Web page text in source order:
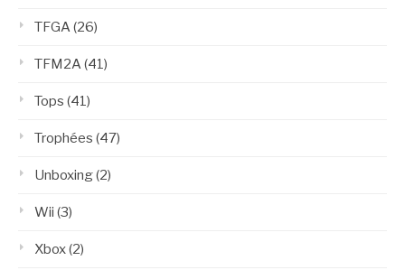
TFGA(26)
TFM2A(41)
Tops (41)
Trophées (47)
Unboxing(2)
Wii (3)
Xbox(2)